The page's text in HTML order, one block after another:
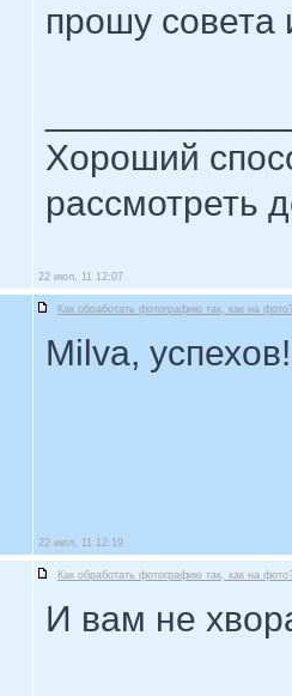
прошу совета
Хороший
рассмотреть
22 июл, 11 12:07
Как обработать фотографию так, как на
Milva,
22 июл, 11 12:19
Как обработать фотографию так, как на
И вам не